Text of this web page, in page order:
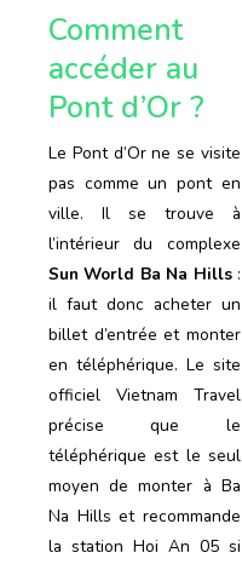
Comment
accéder au
Pont d’Or ?
Le Pont d’Or ne se visite
pas comme un pont en
ville. Il se trouve à
l’intérieur du complexe
Sun World Ba Na Hills:
il faut donc acheter un
billet d’entrée et monter
en téléphérique. Le site
officiel Vietnam Travel
précise que le
téléphérique est le seul
moyen de monter à Ba
Na Hills et recommande
la station Hoi An 05 si